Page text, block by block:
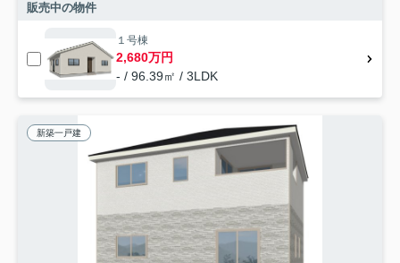
販売中の物件
１号棟
2,680万円
- / 96.39㎡ / 3LDK
新築一戸建